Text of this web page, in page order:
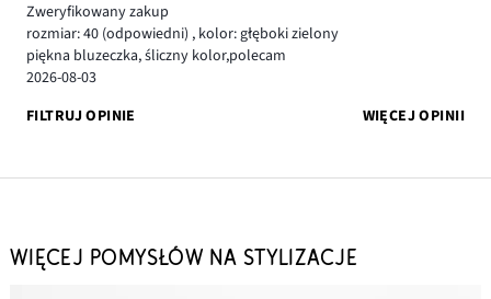
Zweryfikowany zakup
rozmiar: 40 (odpowiedni) , kolor: głęboki zielony
piękna bluzeczka, śliczny kolor,polecam
2026-08-03
FILTRUJ OPINIE
WIĘCEJ OPINII
WIĘCEJ POMYSŁÓW NA STYLIZACJE